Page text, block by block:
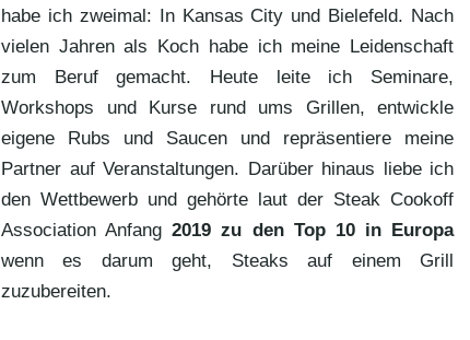
habe ich zweimal: In Kansas City und Bielefeld. Nach
vielen Jahren als Koch habe ich meine Leidenschaft
zum Beruf gemacht. Heute leite ich Seminare,
Workshops und Kurse rund ums Grillen, entwickle
eigene Rubs und Saucen und repräsentiere meine
Partner auf Veranstaltungen. Darüber hinaus liebe ich
den Wettbewerb und gehörte laut der Steak Cookoff
Association Anfang2019 zu den Top 10 in Europa
wenn es darum geht, Steaks auf einem Grill
zuzubereiten.